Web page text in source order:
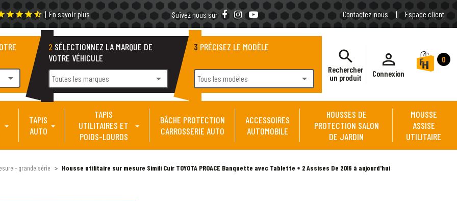
starstarstarstar_half | En savoir plus Suivez nous sur Contactez-nous | Espace client
arrow_drop_down
2 SÉLECTIONNEZ LA MARQUE DE
VOTRE VÉHICULE
Toutes les marques arrow_drop_down
3 PRÉCISEZ LE MODÈLE
Tous les modèles arrow_drop_down
search
Rechercher
un produit
person_outline
Connexion
0
TAPIS
AUTO
TAPIS
UTILITAIRES ET
POIDS-LOURDS
BÂCHE PROTECTION
CARROSSERIE AUTO
ACCESSOIRES
AUTOMOBILE
HOUSSES DE
PROTECTION SALON
DE JARDIN
MOUSSE
ASSISE
UTILITAIRE
- grande série Housse utilitaire sur mesure Simili Cuir TOYOTA PROACE Banquette avec Tablette + 2 Assises De 2016 à aujourd'hui